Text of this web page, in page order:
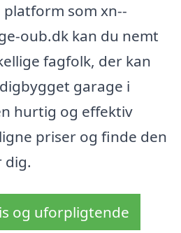
som xn--
oub.dk kan du nemt
fagfolk, der kan
garage i
hurtig og effektiv
priser og finde den
dig.
og uforpligtende